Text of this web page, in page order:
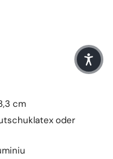
cm
oder